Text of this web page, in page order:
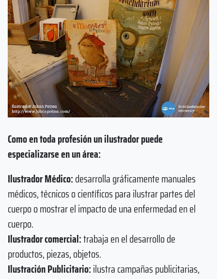
Como en toda profesión un ilustrador puede
especializarse en un área:
Ilustrador Médico:desarrolla gráficamente manuales
médicos, técnicos o científicos para ilustrar partes del
cuerpo o mostrar el impacto de una enfermedad en el
cuerpo.
Ilustrador comercial:trabaja en el desarrollo de
productos, piezas, objetos.
Ilustración Publicitario:ilustra campañas publicitarias,